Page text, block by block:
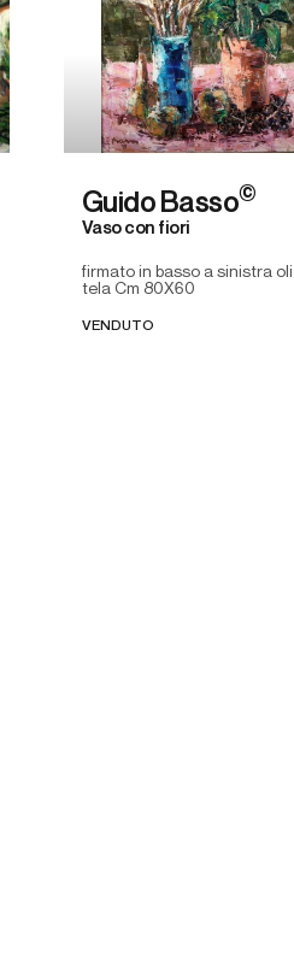
Guido Basso©
Vaso con fiori
firmato in basso a sinistra
tela Cm 80X60
VENDUTO